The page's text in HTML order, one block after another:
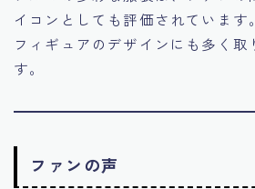
イコンとしても評価されています
フィギュアのデザインにも多く取
す。
ファンの声